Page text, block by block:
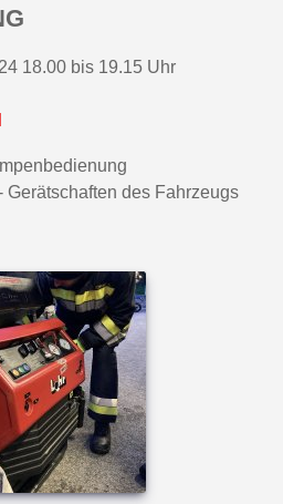
18.00 bis 19.15 Uhr
des Fahrzeugs